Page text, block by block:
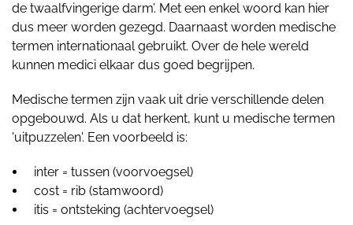
de twaalfvingerige darm’. Met een enkel woord kan hier
dus meer worden gezegd. Daarnaast worden medische
termen internationaal gebruikt. Over de hele wereld
kunnen medici elkaar dus goed begrijpen.
Medische termen zijn vaak uit drie verschillende delen
opgebouwd. Als u dat herkent, kunt u medische termen
'uitpuzzelen'. Een voorbeeld is:
inter = tussen (voorvoegsel)
cost = rib (stamwoord)
itis = ontsteking (achtervoegsel)